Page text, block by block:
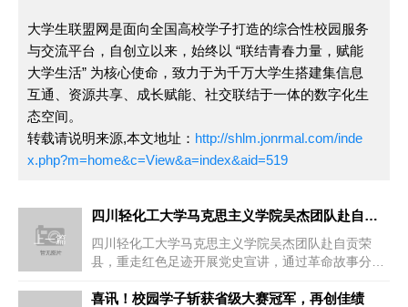
大学生联盟网是面向全国高校学子打造的综合性校园服务
与交流平台，自创立以来，始终以 “联结青春力量，赋能
大学生活” 为核心使命，致力于为千万大学生搭建集信息
互通、资源共享、成长赋能、社交联结于一体的数字化生
态空间。
转载请说明来源,本文地址： http://shlm.jonrmal.com/inde
x.php?m=home&c=View&a=index&aid=519
上一篇
四川轻化工大学马克思主义学院吴杰团队赴自贡荣县：重走红色足迹
四川轻化工大学马克思主义学院吴杰团队赴自贡荣
县，重走红色足迹开展党史宣讲，通过革命故事分
喜讯！校园学子斩获省级大赛冠军，再创佳绩